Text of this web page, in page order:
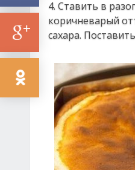
4. Ставить в
коричневарый
сахара.